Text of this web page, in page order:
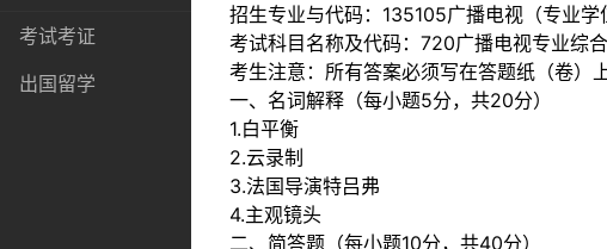
考试考证
出国留学
招生专业与代码：135105广播电视（专业学
考试科目名称及代码：720广播电视专业综
考生注意：所有答案必须写在答题纸（卷）
一、名词解释（每小题5分，共20分）
1.白平衡
2.云录制
3.法国导演特吕弗
4.主观镜头
二、简答题（每小题10分，共40分）